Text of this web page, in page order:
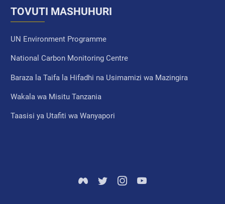
TOVUTI MASHUHURI
UN Environment Programme
National Carbon Monitoring Centre
Baraza la Taifa la Hifadhi na Usimamizi wa Mazingira
Wakala wa Misitu Tanzania
Taasisi ya Utafiti wa Wanyapori